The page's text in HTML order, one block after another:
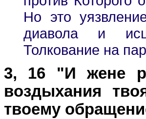
Но это
диавола и
Толкование на
3, 16 "И жене
воздыхания
твоему